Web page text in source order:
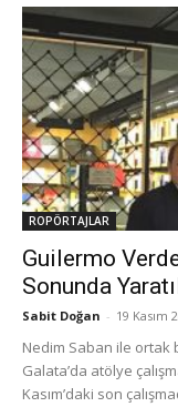
ROPÖRTAJLAR
Guilermo
Sonunda
Sabit Doğan - 19 Kasım
Nedim Saban ile ortak
Galata’da atölye
Kasım’daki son